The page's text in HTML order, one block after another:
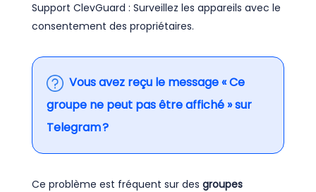
Support ClevGuard : Surveillez les appareils avec le
consentement des propriétaires.
Vous avez reçu le message« Ce
groupe ne peut pas être affiché »sur
Telegram ?
Ce problème est fréquent sur des groupes